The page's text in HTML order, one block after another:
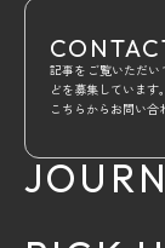
記事をご覧いただ
どを募集しています。
こちらからお問い合